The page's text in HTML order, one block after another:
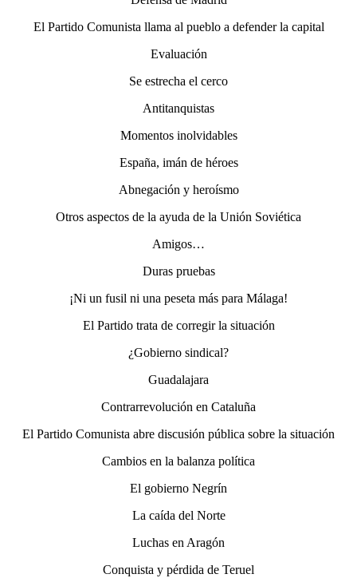
El Partido Comunista llama al pueblo a defender la capital
Evaluación
Se estrecha el cerco
Antitanquistas
Momentos inolvidables
España, imán de héroes
Abnegación y heroísmo
Otros aspectos de la ayuda de la Unión Soviética
Amigos…
Duras pruebas
¡Ni un fusil ni una peseta más para Málaga!
El Partido trata de corregir la situación
¿Gobierno sindical?
Guadalajara
Contrarrevolución en Cataluña
El Partido Comunista abre discusión pública sobre la situación
Cambios en la balanza política
El gobierno Negrín
La caída del Norte
Luchas en Aragón
Conquista y pérdida de Teruel